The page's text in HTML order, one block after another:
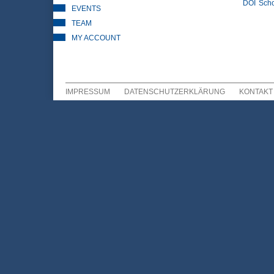
DOI
EVENTS
TEAM
MY ACCOUNT
IMPRESSUM DATENSCHUTZERKLÄRUNG KONTAKT